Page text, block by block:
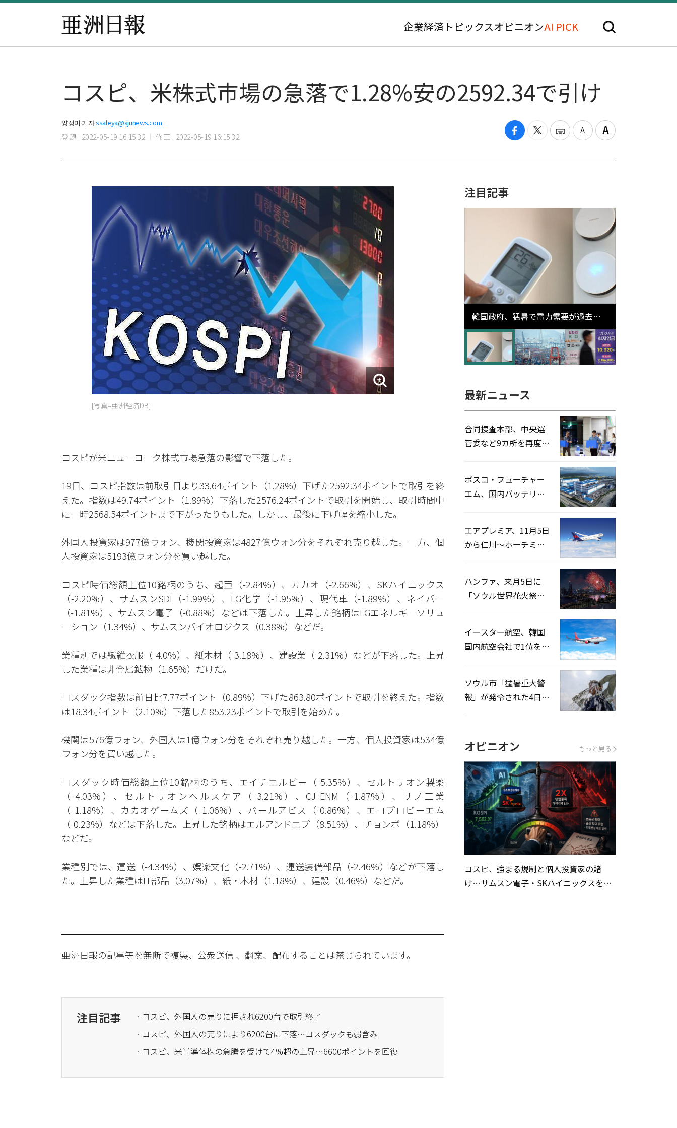
企業経済 トピックスオピニオンAI PICK
コスピ、米株式市場の急落で1.28%安の2592.34で引け
양정미 기자ssaleya@ajunews.com
登録 : 2022-05-19 16:15:32 修正 : 2022-05-19 16:15:32
[写真=亜洲経済DB]
コスピが米ニューヨーク株式市場急落の影響で下落した。
19日、コスピ指数は前取引日より33.64ポイント（1.28%）下げた2592.34ポイントで取引を終
えた。指数は49.74ポイント（1.89%）下落した2576.24ポイントで取引を開始し、取引時間中
に一時2568.54ポイントまで下がったりもした。しかし、最後に下げ幅を縮小した。
外国人投資家は977億ウォン、機関投資家は4827億ウォン分をそれぞれ売り越した。一方、個
人投資家は5193億ウォン分を買い越した。
コスピ時価総額上位10銘柄のうち、起亜（-2.84%）、カカオ（-2.66%）、SKハイニックス
（-2.20%）、サムスンSDI（-1.99%）、LG化学（-1.95%）、現代車（-1.89%）、ネイバー
（-1.81%）、サムスン電子（-0.88%）などは下落した。上昇した銘柄はLGエネルギーソリュ
ーション（1.34%）、サムスンバイオロジクス（0.38%）などだ。
業種別では繊維衣服（-4.0%）、紙木材（-3.18%）、建設業（-2.31%）などが下落した。上昇
した業種は非金属鉱物（1.65%）だけだ。
コスダック指数は前日比7.77ポイント（0.89%）下げた863.80ポイントで取引を終えた。指数
は18.34ポイント（2.10%）下落した853.23ポイントで取引を始めた。
機関は576億ウォン、外国人は1億ウォン分をそれぞれ売り越した。一方、個人投資家は534億
ウォン分を買い越した。
コスダック時価総額上位10銘柄のうち、エイチエルビー（-5.35%）、セルトリオン製薬
（-4.03%）、セルトリオンヘルスケア（-3.21%）、CJ ENM（-1.87%）、リノ工業
（-1.18%）、カカオゲームズ（-1.06%）、パールアビス（-0.86%）、エコプロビーエム
（-0.23%）などは下落した。上昇した銘柄はエルアンドエプ（8.51%）、チョンボ（1.18%）
などだ。
業種別では、運送（-4.34%）、娯楽文化（-2.71%）、運送装備部品（-2.46%）などが下落し
た。上昇した業種はIT部品（3.07%）、紙・木材（1.18%）、建設（0.46%）などだ。
亜洲日報の記事等を無断で複製、公衆送信 、翻案、配布することは禁じられています。
注目記事
· コスピ、外国人の売りに押され6200台で取引終了
· コスピ、外国人の売りにより6200台に下落…コスダックも弱含み
· コスピ、米半導体株の急騰を受けて4%超の上昇…6600ポイントを回復
注目記事
韓国政府、猛暑で電力需要が過去最
高更新の可能性に需給対応体制を点
検
最新ニュース
合同捜査本部、中央選
管委など9カ所を再度家
ポスコ・フューチャー
エム、国内バッテリー
エアプレミア、11月5日
から仁川〜ホーチミン
ハンファ、来月5日に
「ソウル世界花火祭り
イースター航空、韓国
国内航空会社で1位を記
ソウル市「猛暑重大警
報」が発令された4日、
オピニオン もっと見る
コスピ、強まる規制と個人投資家の賭
け…サムスン電子・SKハイニックスを巡